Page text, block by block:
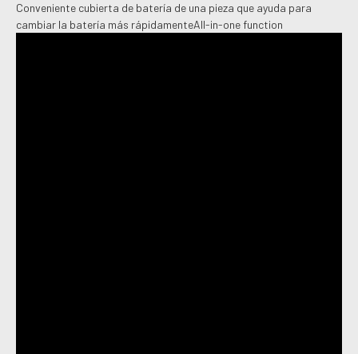
Conveniente cubierta de batería de una pieza que ayuda para
cambiar la batería más rápidamenteAll-in-one function